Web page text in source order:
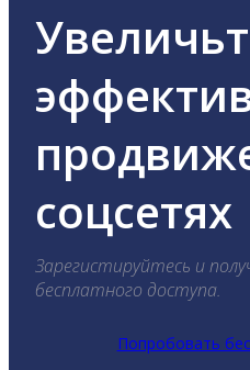
соцсетях
Зарегистируйтесь и
бесплатного доступа.
Попробовать